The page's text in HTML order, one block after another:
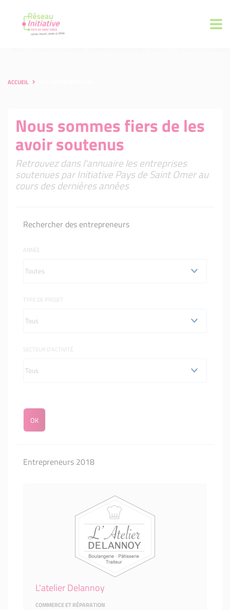
ACCUEIL
Nous sommes fiers de les
avoir soutenus
Retrouvez dans l'annuaire les entreprises
soutenues par Initiative Pays de Saint Omer au
cours des dernières années
Rechercher des entrepreneurs
ANNÉE
TYPE DE PROJET
SECTEUR D'ACTIVITÉ
Entrepreneurs 2018
L'atelier Delannoy
COMMERCE ET RÉPARATION